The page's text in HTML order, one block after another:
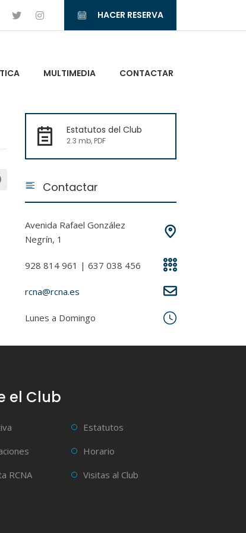
HACER RESERVA
MULTIMEDIA CONTACTAR
Estatutos del Club
2.3 mb, PDF
Contactar
Avenida Rafael González
Negrín, 1
928 814 961 | 637 038 456
rcna@rcna.es
Lunes a Domingo
el Club
Estatutos
Horario
RCNA
Visitas al Club